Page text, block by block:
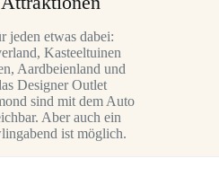
jeden etwas dabei:
Kasteeltuinen
Aardbeienland und
Designer Outlet
sind mit dem Auto
Aber auch ein
ist möglich.